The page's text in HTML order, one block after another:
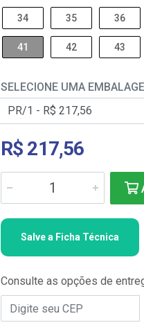
34 35 36
41 42 43
SELECIONE UMA
R$ 217,56
Salve a Ficha Técnica
Consulte as opções de